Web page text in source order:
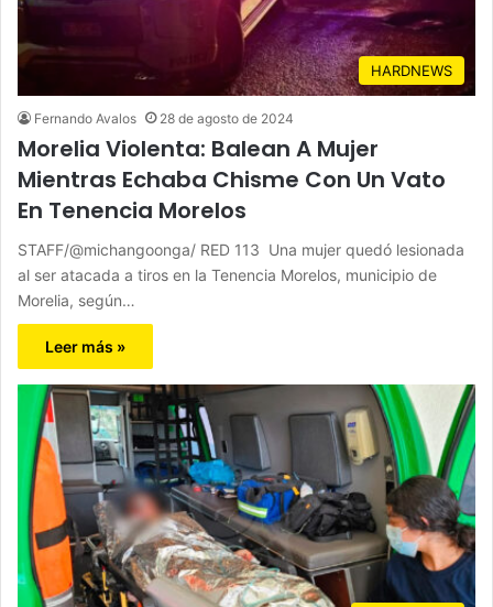
HARDNEWS
Fernando Avalos 28 de agosto de 2024
Morelia Violenta: Balean A Mujer
Mientras Echaba Chisme Con Un Vato
En Tenencia Morelos
STAFF/@michangoonga/ RED 113 Una mujer quedó lesionada
al ser atacada a tiros en la Tenencia Morelos, municipio de
Morelia, según…
Leer más »